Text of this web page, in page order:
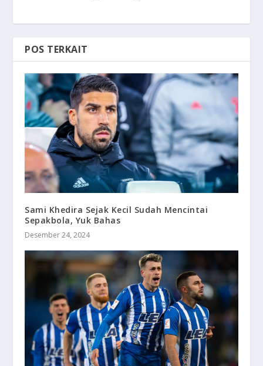
POS TERKAIT
Sami Khedira Sejak Kecil Sudah Mencintai
Sepakbola, Yuk Bahas
Desember 24, 2024